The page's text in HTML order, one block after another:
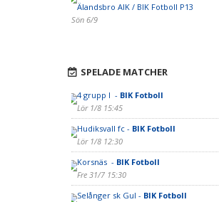
Älandsbro AIK / BIK Fotboll P13
Sön 6/9
SPELADE MATCHER
4 grupp I - BIK Fotboll
Lör 1/8 15:45
Hudiksvall fc - BIK Fotboll
Lör 1/8 12:30
Korsnäs - BIK Fotboll
Fre 31/7 15:30
Selånger sk Gul - BIK Fotboll